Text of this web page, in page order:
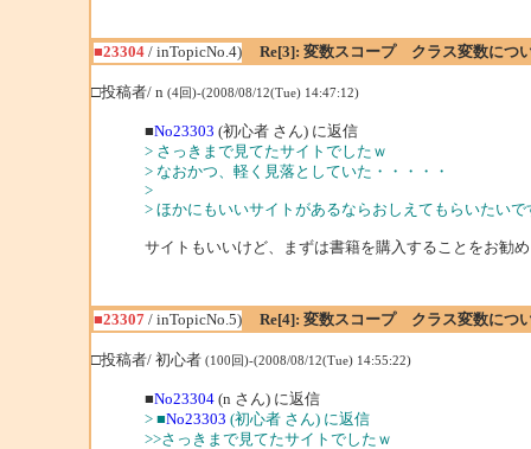
■23304/ inTopicNo.4)
Re[3]: 変数スコープ クラス変数につ
□投稿者/ n (4回)-(2008/08/12(Tue) 14:47:12)
■No23303 (初心者 さん) に返信
> さっきまで見てたサイトでしたｗ
> なおかつ、軽く見落としていた・・・・・
>
> ほかにもいいサイトがあるならおしえてもらいたいで
サイトもいいけど、まずは書籍を購入することをお勧め
■23307/ inTopicNo.5)
Re[4]: 変数スコープ クラス変数につ
□投稿者/ 初心者 (100回)-(2008/08/12(Tue) 14:55:22)
■No23304(n さん) に返信
> ■No23303 (初心者 さん) に返信
>>さっきまで見てたサイトでしたｗ